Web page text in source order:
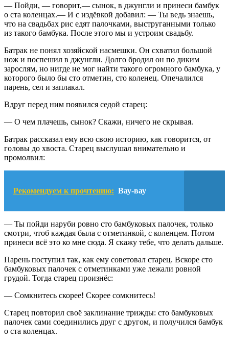
— Пойди, — говорит,— сынок, в джунгли и принеси бамбук
о ста коленцах.— И с издёвкой добавил: — Ты ведь знаешь,
что на свадьбах рис едят палочками, выструганными только
из такого бамбука. После этого мы и устроим свадьбу.
Батрак не понял хозяйской насмешки. Он схватил большой
нож и поспешил в джунгли. Долго бродил он по диким
зарослям, но нигде не мог найти такого огромного бамбука, у
которого было бы сто отметин, сто коленец. Опечалился
парень, сел и заплакал.
Вдруг перед ним появился седой старец:
— О чем плачешь, сынок? Скажи, ничего не скрывая.
Батрак рассказал ему всю свою историю, как говорится, от
головы до хвоста. Старец выслушал внимательно и
промолвил:
Рекомендуем к прочтению: Вау-вау
— Ты пойди наруби ровно сто бамбуковых палочек, только
смотри, чтоб каждая была с отметинкой, с коленцем. Потом
принеси всё это ко мне сюда. Я скажу тебе, что делать дальше.
Парень поступил так, как ему советовал старец. Вскоре сто
бамбуковых палочек с отметинками уже лежали ровной
грудой. Тогда старец произнёс:
— Сомкнитесь скорее! Скорее сомкнитесь!
Старец повторил своё заклинание трижды: сто бамбуковых
палочек сами соединились друг с другом, и получился бамбук
о ста коленцах.